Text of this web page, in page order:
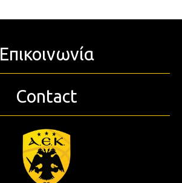
Επικοινωνία
Contact